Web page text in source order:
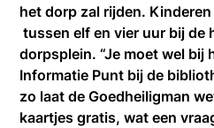
het dorp zal rijden.
tussen elf en vier uur bij de
dorpsplein. “Je moet wel bij
Informatie Punt bij de
zo laat de Goedheiligman
kaartjes gratis, wat een